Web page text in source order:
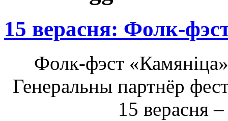
15 верасня: Фолк-
Фолк-фэст
Генеральны партнёр
15 верасня